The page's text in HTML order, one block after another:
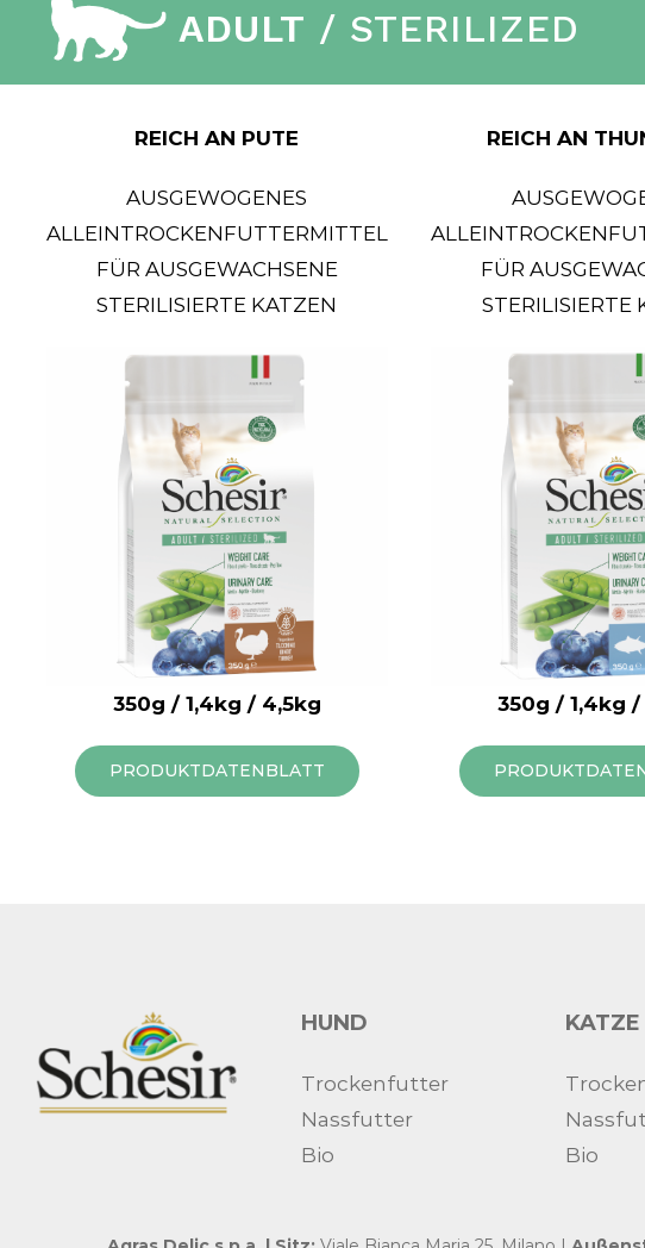
ADULT / STERILIZED
REICH AN PUTE
AUSGEWOGENES
ALLEINTROCKENFUTTERMITTEL
FÜR AUSGEWACHSENE
STERILISIERTE KATZEN
350g / 1,4kg / 4,5kg
PRODUKTDATENBLATT
REICH AN
FÜR
STERILISIERTE
350g / 1,4kg
HUND
Trockenfutter
Nassfutter
Bio
KATZE
Bio